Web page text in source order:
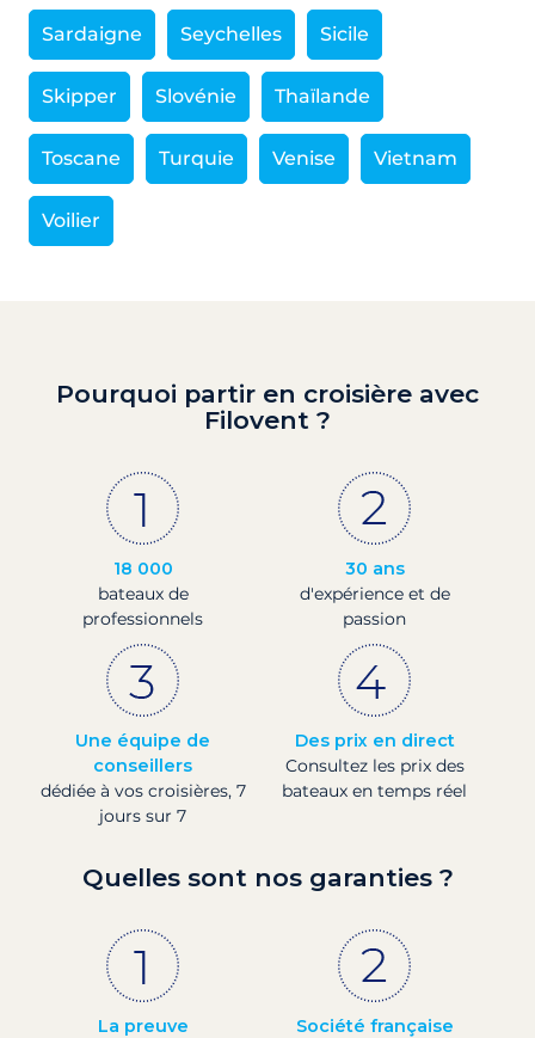
Sardaigne Seychelles Sicile
Skipper Slovénie Thaïlande
Toscane Turquie Venise Vietnam
Voilier
Pourquoi partir en croisière avec
Filovent ?
18 000
bateaux de
professionnels
30 ans
d'expérience et de
passion
Une équipe de
conseillers
dédiée à vos croisières, 7
jours sur 7
Des prix en direct
Consultez les prix des
bateaux en temps réel
Quelles sont nos garanties ?
La preuve
Société française